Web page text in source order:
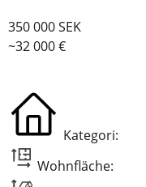
350 000 SEK
~32 000 €
Kategori:
Wohnfläche: